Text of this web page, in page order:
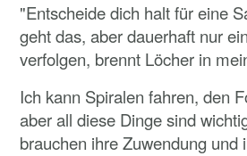
"Entscheide dich halt für eine
geht das, aber dauerhaft nur
verfolgen, brennt Löcher in
Ich kann Spiralen fahren, den
aber all diese Dinge sind
brauchen ihre Zuwendung und